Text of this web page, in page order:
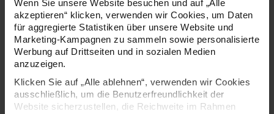
Wenn Sie unsere Website besuchen und auf „Alle
akzeptieren“ klicken, verwenden wir Cookies, um Daten
für aggregierte Statistiken über unsere Website und
Marketing-Kampagnen zu sammeln sowie personalisierte
Werbung auf Drittseiten und in sozialen Medien
anzuzeigen.
Klicken Sie auf „Alle ablehnen“, verwenden wir Cookies
ausschließlich, um die Benutzerfreundlichkeit der
Website sicherzustellen, die Reichweite im Rahmen
Zentangle-Kunst. Die Tinte ist pH-neutral, druckt nicht durch
und trocknet schnell.
- Strichbreiten: 0,20, 0,25, 0,35mm